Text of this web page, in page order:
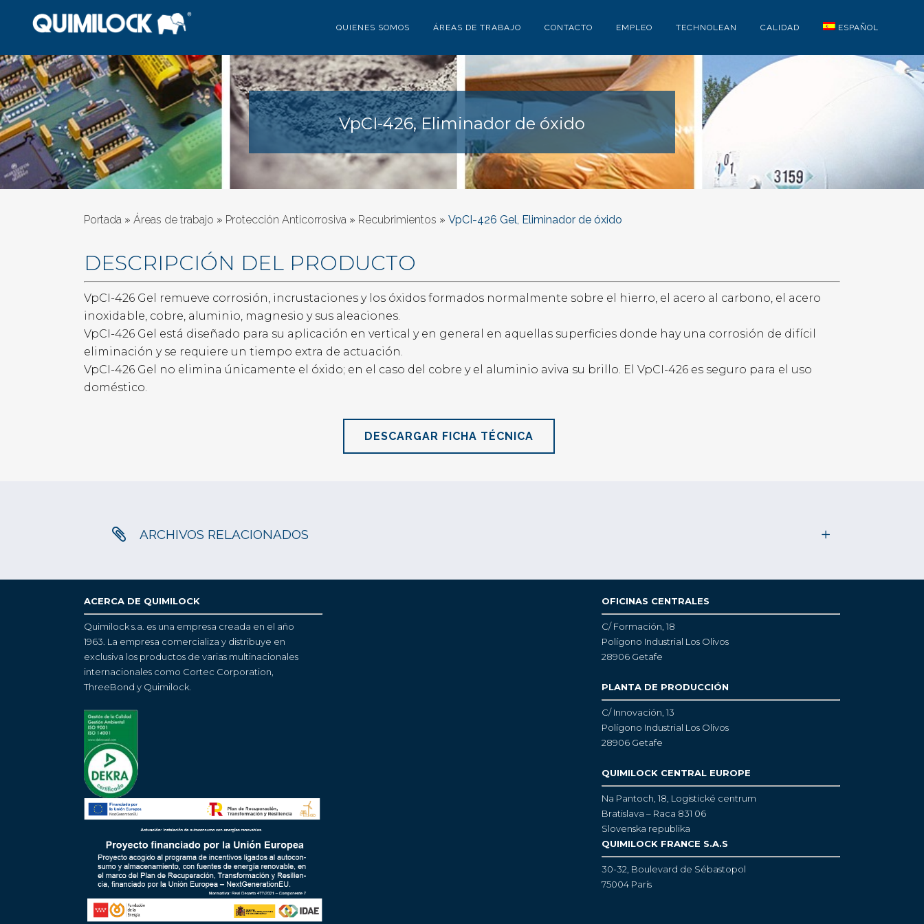
QUIENES SOMOS ÁREAS DE TRABAJO CONTACTO EMPLEO TECHNOLEAN CALIDAD ESPAÑOL
VpCI-426, Eliminador de óxido
Portada » Áreas de trabajo » Protección Anticorrosiva » Recubrimientos » VpCI-426 Gel, Eliminador de óxido
DESCRIPCIÓN DEL PRODUCTO
VpCI-426 Gel remueve corrosión, incrustaciones y los óxidos formados normalmente sobre el hierro, el acero al carbono, el acero
inoxidable, cobre, aluminio, magnesio y sus aleaciones.
VpCI-426 Gel está diseñado para su aplicación en vertical y en general en aquellas superficies donde hay una corrosión de difícil
eliminación y se requiere un tiempo extra de actuación.
VpCI-426 Gel no elimina únicamente el óxido; en el caso del cobre y el aluminio aviva su brillo. El VpCI-426 es seguro para el uso
doméstico.
DESCARGAR FICHA TÉCNICA
ARCHIVOS RELACIONADOS
ACERCA DE QUIMILOCK
Quimilock s.a. es una empresa creada en el año
1963. La empresa comercializa y distribuye en
exclusiva los productos de varias multinacionales
internacionales como Cortec Corporation,
ThreeBond y Quimilock.
OFICINAS CENTRALES
C/ Formación, 18
Polígono Industrial Los Olivos
28906 Getafe
PLANTA DE PRODUCCIÓN
C/ Innovación, 13
Polígono Industrial Los Olivos
28906 Getafe
QUIMILOCK CENTRAL EUROPE
Na Pantoch, 18, Logistické centrum
Bratislava – Raca 831 06
Slovenska republika
QUIMILOCK FRANCE S.A.S
30-32, Boulevard de Sébastopol
75004 París